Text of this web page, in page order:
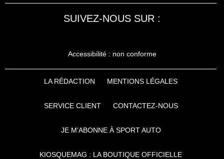
SUIVEZ-NOUS SUR :
Accessibilité : non conforme
LA RÉDACTION MENTIONS LÉGALES
SERVICE CLIENT CONTACTEZ-NOUS
JE M'ABONNE À SPORT AUTO
KIOSQUEMAG : LA BOUTIQUE OFFICIELLE